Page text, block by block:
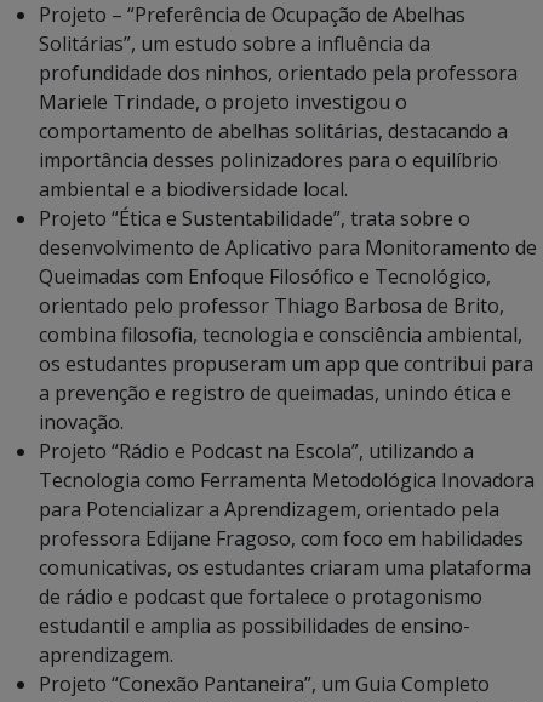
Projeto – “Preferência de Ocupação de Abelhas
Solitárias”, um estudo sobre a influência da
profundidade dos ninhos, orientado pela professora
Mariele Trindade, o projeto investigou o
comportamento de abelhas solitárias, destacando a
importância desses polinizadores para o equilíbrio
ambiental e a biodiversidade local.
Projeto “Ética e Sustentabilidade”, trata sobre o
desenvolvimento de Aplicativo para Monitoramento de
Queimadas com Enfoque Filosófico e Tecnológico,
orientado pelo professor Thiago Barbosa de Brito,
combina filosofia, tecnologia e consciência ambiental,
os estudantes propuseram um app que contribui para
a prevenção e registro de queimadas, unindo ética e
inovação.
Projeto “Rádio e Podcast na Escola”, utilizando a
Tecnologia como Ferramenta Metodológica Inovadora
para Potencializar a Aprendizagem, orientado pela
professora Edijane Fragoso, com foco em habilidades
comunicativas, os estudantes criaram uma plataforma
de rádio e podcast que fortalece o protagonismo
estudantil e amplia as possibilidades de ensino-
aprendizagem.
Projeto “Conexão Pantaneira”, um Guia Completo